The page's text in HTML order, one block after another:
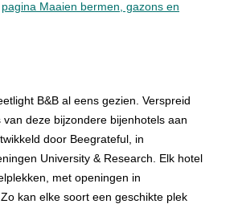
pagina Maaien bermen, gazons en
B&B al eens gezien. Verspreid
deze bijzondere bijenhotels aan
door Beegrateful, in
University & Research. Elk hotel
met openingen in
kan elke soort een geschikte plek